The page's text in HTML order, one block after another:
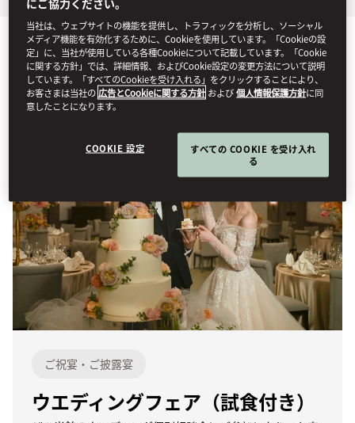
最新情報
ご祝宴・ご披露宴
ウエディングフェア（試食付き）
当社は、ウェブサイトの機能を提供し、トラフィックを分析し、ソーシャル
メディア機能を有効化するために、Cookieを使用しています。「Cookieの設
定」に、当社が使用している各種Cookieについて記載しています。「Cookie
に関する方針」では、詳細情報、およびCookie設定の変更方法について説明
しています。「すべてのCookieを受け入れる」をクリックすることにより、
お客さまは当社の 広告とCookieに関する方針 および個人情報保護方針に同
意したことになります。
COOKIE 設定
すべての COOKIE を受け入れ
る